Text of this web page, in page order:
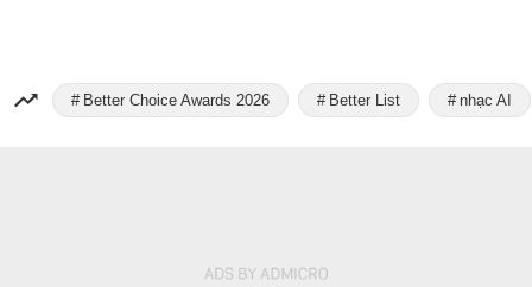
Better Choice Awards 2026 Better List nhạc AI